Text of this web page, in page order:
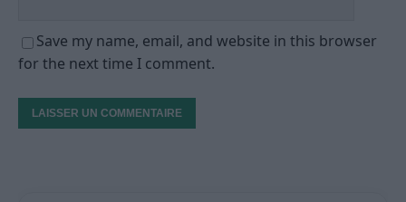
Save my name, email, and website in this browser
for the next time I comment.